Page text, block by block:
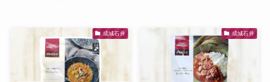
成城石井 成城石井